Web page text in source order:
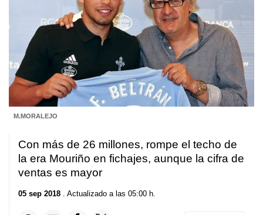
M.MORALEJO
Con más de 26 millones, rompe el techo de
la era Mouriño en fichajes, aunque la cifra de
ventas es mayor
05 sep 2018 . Actualizado a las 05:00 h.